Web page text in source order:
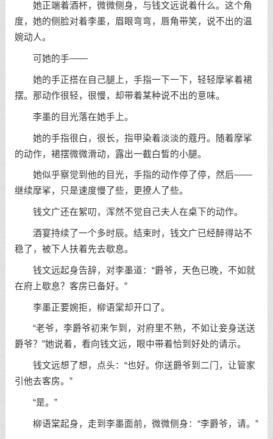
她正端着酒杯，微微侧身，与钱文远说着什么。这个角
度，她的侧脸对着李墨，眉眼弯弯，唇角带笑，说不出的温
婉动人。
可她的手——
她的手正搭在自己腿上，手指一下一下，轻轻摩挲着裙
摆。那动作很轻，很慢，却带着某种说不出的意味。
李墨的目光落在她手上。
她的手指很白，很长，指甲染着淡淡的蔻丹。随着摩挲
的动作，裙摆微微滑动，露出一截白皙的小腿。
她似乎察觉到他的目光，手指的动作停了停，然后——
继续摩挲，只是速度慢了些，更撩人了些。
钱文广还在絮叨，浑然不觉自己夫人在桌下的动作。
酒宴持续了一个多时辰。结束时，钱文广已经醉得站不
稳了，被下人扶着先去歇息。
钱文远起身告辞，对李墨道：“爵爷，天色已晚，不如就
在府上歇息？客房已备好。”
李墨正要婉拒，柳语棠却开口了。
“老爷，李爵爷初来乍到，对府里不熟，不如让妾身送送
爵爷？”她说着，看向钱文远，眼中带着恰到好处的请示。
钱文远想了想，点头：“也好。你送爵爷到二门，让管家
引他去客房。”
“是。”
柳语棠起身，走到李墨面前，微微侧身：“李爵爷，请。”